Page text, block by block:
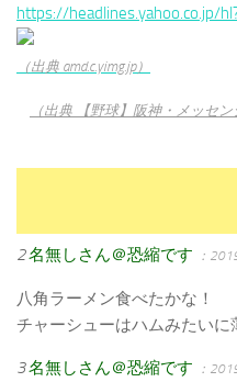
https://headlines.yahoo.co.jp/
（出典 amd.c.yimg.jp）
（出典 【野球】阪神・メッセ
2名無しさん＠恐縮です ：
八角ラーメン食べたかな！
チャーシューはハムみたいに
3名無しさん＠恐縮です ：